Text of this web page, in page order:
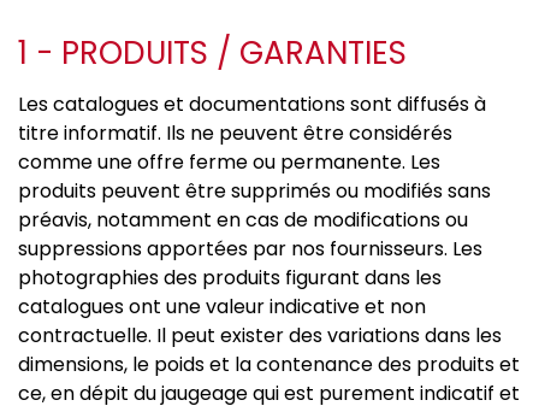
1 - PRODUITS / GARANTIES
Les catalogues et documentations sont diffusés à
titre informatif. Ils ne peuvent être considérés
comme une offre ferme ou permanente. Les
produits peuvent être supprimés ou modifiés sans
préavis, notamment en cas de modifications ou
suppressions apportées par nos fournisseurs. Les
photographies des produits figurant dans les
catalogues ont une valeur indicative et non
contractuelle. Il peut exister des variations dans les
dimensions, le poids et la contenance des produits et
ce, en dépit du jaugeage qui est purement indicatif et